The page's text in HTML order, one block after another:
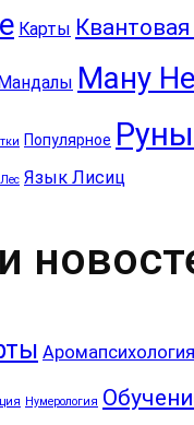
Карты
Ману
Популярное
Язык Лисиц
Аромапсихология
Нумерология